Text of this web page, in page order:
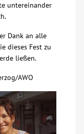
untereinander
Dank an alle
dieses Fest zu
ließen.
AWO